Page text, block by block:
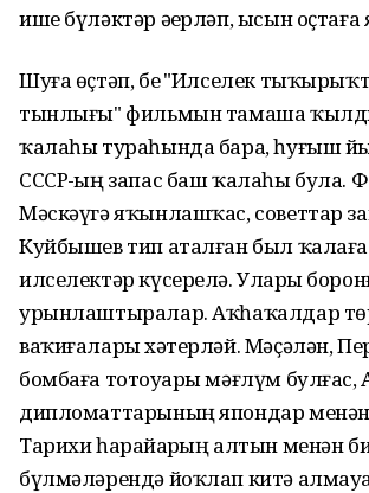
ише бүләктәр әҙерләп, ысын оҫтаға
Шуға өҫтәп, беҙ "Илселек
тынлығы" фильмын тамаша
ҡалаһы тураһында бара, һуғыш
СССР-ҙың запас баш ҡалаһы була.
Мәскәүгә яҡынлашҡас, советтар
Куйбышев тип аталған был
илселектәр күсерелә. Уларҙы
урынлаштыралар. Аҡһаҡалдар
ваҡиғаларҙы хәтерләй. Мәҫәлән,
бомбаға тотоуҙары мәғлүм
дипломаттарының япондар
Тарихи һарайҙарҙың алтын менән
бүлмәләрендә йоҡлап китә